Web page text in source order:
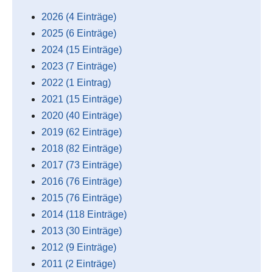
2026 (4 Einträge)
2025 (6 Einträge)
2024 (15 Einträge)
2023 (7 Einträge)
2022 (1 Eintrag)
2021 (15 Einträge)
2020 (40 Einträge)
2019 (62 Einträge)
2018 (82 Einträge)
2017 (73 Einträge)
2016 (76 Einträge)
2015 (76 Einträge)
2014 (118 Einträge)
2013 (30 Einträge)
2012 (9 Einträge)
2011 (2 Einträge)